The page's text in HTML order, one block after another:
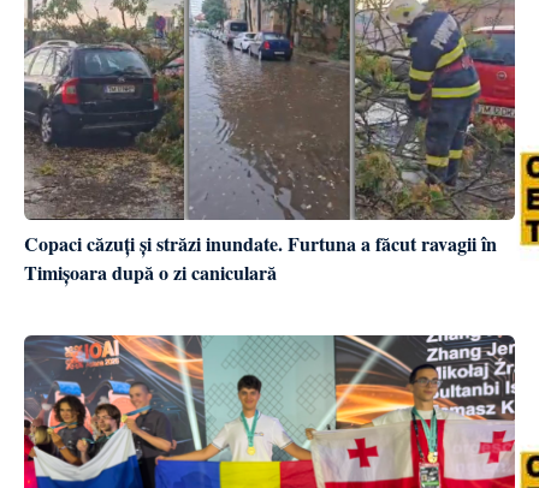
Copaci căzuți și străzi inundate. Furtuna a făcut ravagii în
Timișoara după o zi caniculară